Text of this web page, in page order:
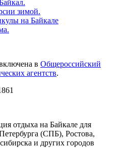
зимой.
на Байкале
в Общероссийский
агентств.
отдыха на Байкале для
(СПБ), Ростова,
и других городов